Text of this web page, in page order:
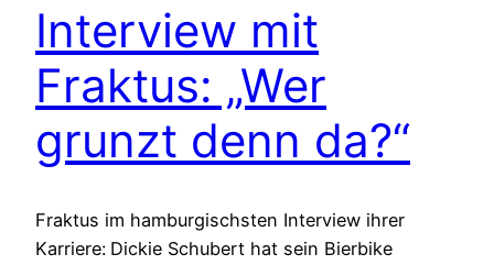
Interview mit
Fraktus: „Wer
grunzt denn da?“
Fraktus im hamburgischsten Interview ihrer
Karriere: Dickie Schubert hat sein Bierbike